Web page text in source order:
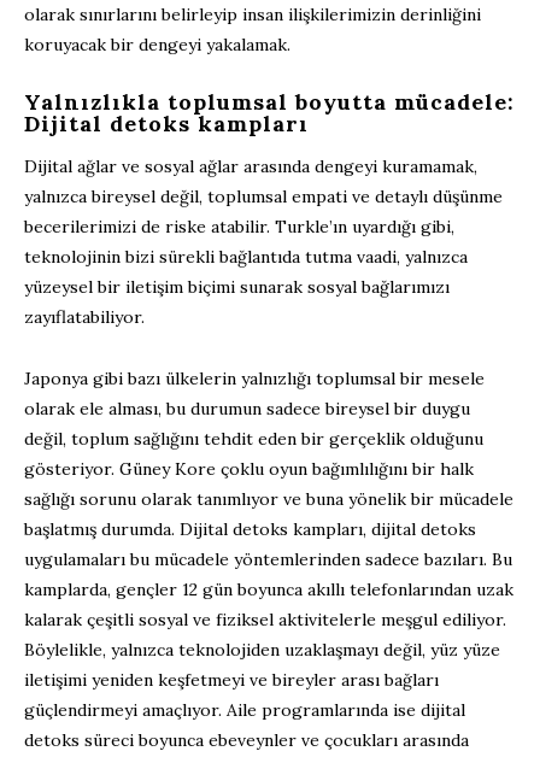
olarak sınırlarını belirleyip insan ilişkilerimizin derinliğini
koruyacak bir dengeyi yakalamak.
Yalnızlıkla toplumsal boyutta mücadele:
Dijital detoks kampları
Dijital ağlar ve sosyal ağlar arasında dengeyi kuramamak,
yalnızca bireysel değil, toplumsal empati ve detaylı düşünme
becerilerimizi de riske atabilir. Turkle’ın uyardığı gibi,
teknolojinin bizi sürekli bağlantıda tutma vaadi, yalnızca
yüzeysel bir iletişim biçimi sunarak sosyal bağlarımızı
zayıflatabiliyor.
Japonya gibi bazı ülkelerin yalnızlığı toplumsal bir mesele
olarak ele alması, bu durumun sadece bireysel bir duygu
değil, toplum sağlığını tehdit eden bir gerçeklik olduğunu
gösteriyor. Güney Kore çoklu oyun bağımlılığını bir halk
sağlığı sorunu olarak tanımlıyor ve buna yönelik bir mücadele
başlatmış durumda. Dijital detoks kampları, dijital detoks
uygulamaları bu mücadele yöntemlerinden sadece bazıları. Bu
kamplarda, gençler 12 gün boyunca akıllı telefonlarından uzak
kalarak çeşitli sosyal ve fiziksel aktivitelerle meşgul ediliyor.
Böylelikle, yalnızca teknolojiden uzaklaşmayı değil, yüz yüze
iletişimi yeniden keşfetmeyi ve bireyler arası bağları
güçlendirmeyi amaçlıyor. Aile programlarında ise dijital
detoks süreci boyunca ebeveynler ve çocukları arasında